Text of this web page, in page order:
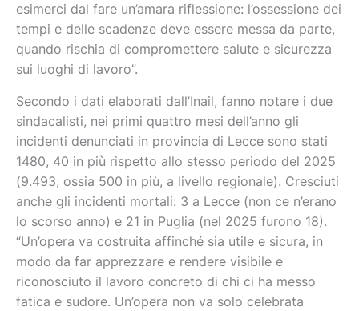
esimerci dal fare un’amara riflessione: l’ossessione dei
tempi e delle scadenze deve essere messa da parte,
quando rischia di compromettere salute e sicurezza
sui luoghi di lavoro”.
Secondo i dati elaborati dall’Inail, fanno notare i due
sindacalisti, nei primi quattro mesi dell’anno gli
incidenti denunciati in provincia di Lecce sono stati
1480, 40 in più rispetto allo stesso periodo del 2025
(9.493, ossia 500 in più, a livello regionale). Cresciuti
anche gli incidenti mortali: 3 a Lecce (non ce n’erano
lo scorso anno) e 21 in Puglia (nel 2025 furono 18).
“Un’opera va costruita affinché sia utile e sicura, in
modo da far apprezzare e rendere visibile e
riconosciuto il lavoro concreto di chi ci ha messo
fatica e sudore. Un’opera non va solo celebrata